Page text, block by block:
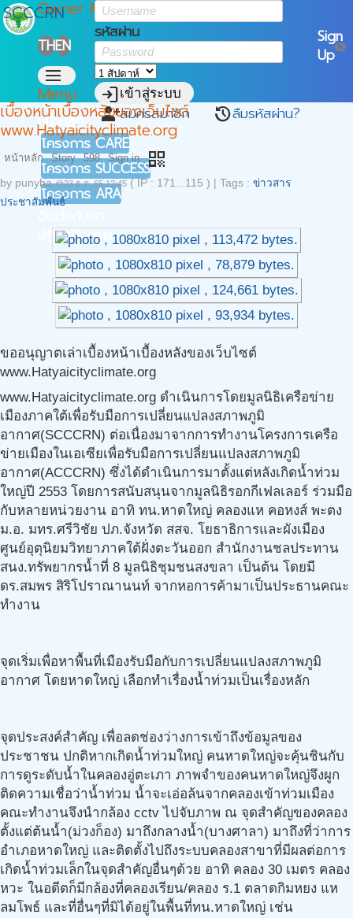
SCCCRNOwner Menu
THEN
รหัสผ่าน
visibility_off
loginเข้าสู่ระบบ
person_addสมัครสมาชิก restoreลืมรหัสผ่าน?
Sign
Up
menu
Menu
หน้าหลัก
โครงการ CARE
โครงการ SUCCESS
โครงการ ARA
ปฏิทินกิจกรรม
เบื้องหน้าเบื้องหลังของเว็บไซต์
www.Hatyaicityclimate.org
หน้าหลัก Story 598 Sign in qr_code
by punyha @23 ธ.ค. 65 12:45 ( IP : 171...115 ) Tags : ข่าวสาร
ประชาสัมพันธ์
ขออนุญาตเล่าเบื้องหน้าเบื้องหลังของเว็บไซต์
www.Hatyaicityclimate.org
www.Hatyaicityclimate.org ดำเนินการโดยมูลนิธิเครือข่าย
เมืองภาคใต้เพื่อรับมือการเปลี่ยนแปลงสภาพภูมิ
อากาศ(SCCCRN) ต่อเนื่องมาจากการทำงานโครงการเครือ
ข่ายเมืองในเอเซียเพื่อรับมือการเปลี่ยนแปลงสภาพภูมิ
อากาศ(ACCCRN) ซึ่งได้ดำเนินการมาตั้งแต่หลังเกิดน้ำท่วม
ใหญ่ปี 2553 โดยการสนับสนุนจากมูลนิธิรอกกีเฟลเลอร์ ร่วมมือ
กับหลายหน่วยงาน อาทิ ทน.หาดใหญ่ คลองแห คอหงส์ พะตง
ม.อ. มทร.ศรีวิชัย ปภ.จังหวัด สสจ. โยธาธิการและผังเมือง
ศูนย์อุตุนิยมวิทยาภาคใต้ฝั่งตะวันออก สำนักงานชลประทาน
สนง.ทรัพยากรน้ำที่ 8 มูลนิธิชุมชนสงขลา เป็นต้น โดยมี
ดร.สมพร สิริโปราณานนท์ จากหอการค้ามาเป็นประธานคณะ
ทำงาน
จุดเริ่มเพื่อหาพื้นที่เมืองรับมือกับการเปลี่ยนแปลงสภาพภูมิ
อากาศ โดยหาดใหญ่ เลือกทำเรื่องน้ำท่วมเป็นเรื่องหลัก
จุดประสงค์สำคัญ เพื่อลดช่องว่างการเข้าถึงข้อมูลของ
ประชาชน ปกติหากเกิดน้ำท่วมใหญ่ คนหาดใหญ่จะคุ้นชินกับ
การดูระดับน้ำในคลองอู่ตะเภา ภาพจำของคนหาดใหญ่จึงผูก
ติดความเชื่อว่าน้ำท่วม น้ำจะเอ่อล้นจากคลองเข้าท่วมเมือง
คณะทำงานจึงนำกล้อง cctv ไปจับภาพ ณ จุดสำคัญของคลอง
ตั้งแต่ต้นน้ำ(ม่วงก็อง) มาถึงกลางน้ำ(บางศาลา) มาถึงที่ว่าการ
อำเภอหาดใหญ่ และติดตั้งไปถึงระบบคลองสาขาที่มีผลต่อการ
เกิดน้ำท่วมเล็กในจุดสำคัญอื่นๆด้วย อาทิ คลอง 30 เมตร คลอง
หวะ ในอดีตก็มีกล้องที่คลองเรียน/คลอง ร.1 ตลาดกิมหยง แห
ลมโพธ์ และที่อื่นๆที่มิได้อยู่ในพื้นที่ทน.หาดใหญ่ เช่น